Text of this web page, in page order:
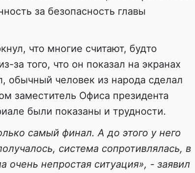
за безопасность главы
что многие считают, будто
за того, что он показал на экранах
обычный человек из народа сделал
заместитель Офиса президента
были показаны и трудности.
самый финал. А до этого у него
система сопротивлялась, в
очень непростая ситуация», - заявил